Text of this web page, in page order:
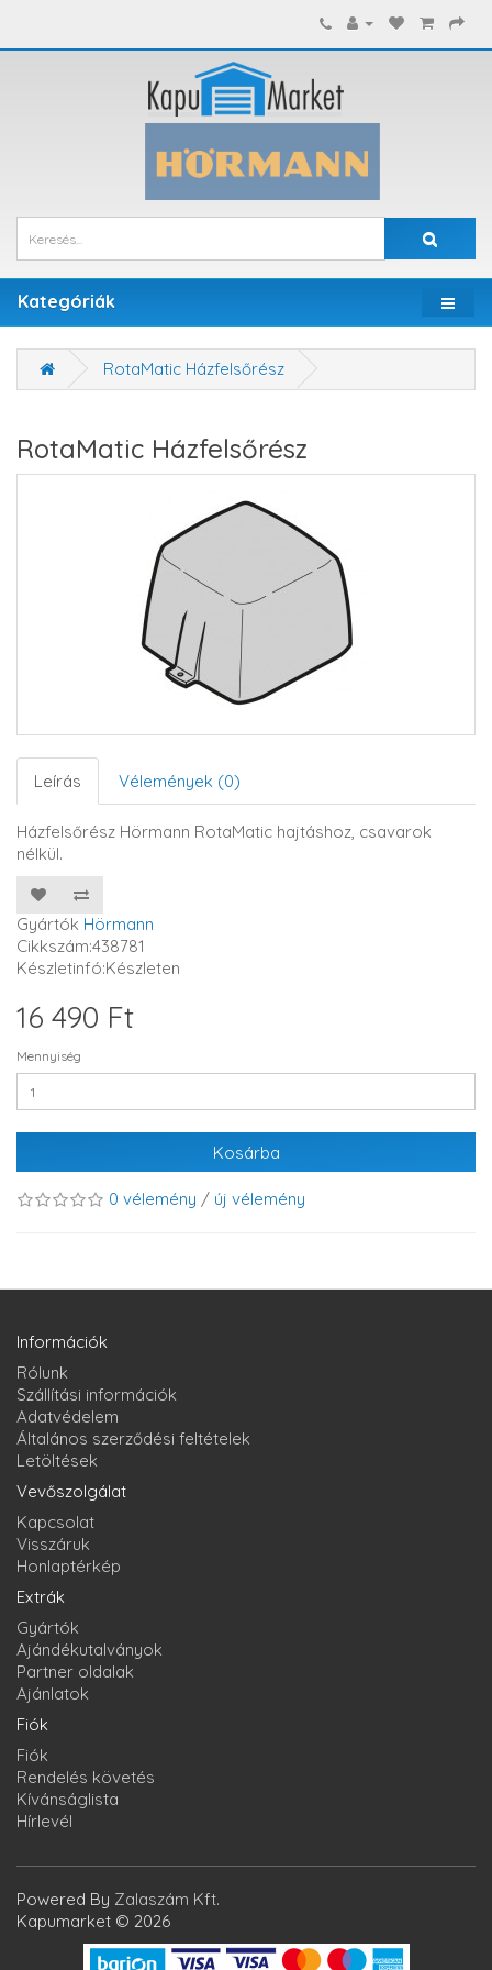
Kategóriák
RotaMatic Házfelsőrész
RotaMatic Házfelsőrész
Leírás Vélemények (0)
Házfelsőrész Hörmann RotaMatic hajtáshoz, csavarok
nélkül.
Gyártók Hörmann
Cikkszám:438781
Készletinfó:Készleten
16 490 Ft
Mennyiség
Kosárba
0 vélemény / új vélemény
Információk
Rólunk
Szállítási információk
Adatvédelem
Általános szerződési feltételek
Letöltések
Vevőszolgálat
Kapcsolat
Visszáruk
Honlaptérkép
Extrák
Gyártók
Ajándékutalványok
Partner oldalak
Ajánlatok
Fiók
Fiók
Rendelés követés
Kívánságlista
Hírlevél
Powered By Zalaszám Kft.
Kapumarket © 2026